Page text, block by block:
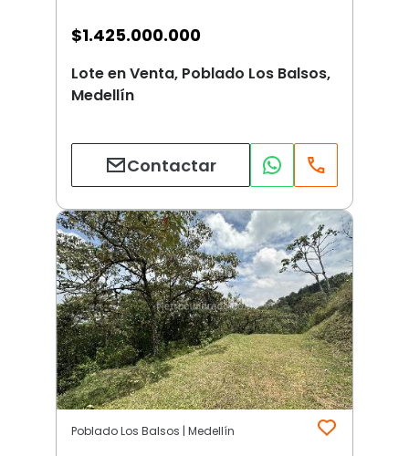
$1.425.000.000
Lote en Venta, Poblado Los Balsos,
Medellín
Contactar
Poblado Los Balsos | Medellín